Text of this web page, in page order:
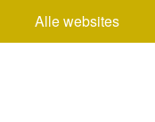
Alle websites